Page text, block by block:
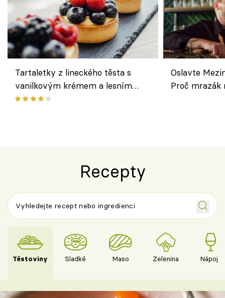
Tartaletky z lineckého těsta s
vanilkovým krémem a lesním
ovocem podle Bread Society
Oslavte
Proč
Recepty
Těstoviny Sladké Maso Zelenina Nápoje